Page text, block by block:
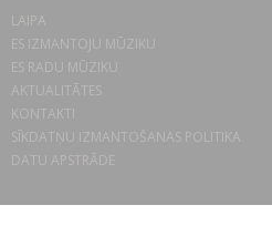
LAIPA
ES IZMANTOJU MŪZIKU
ES RADU MŪZIKU
AKTUALITĀTES
KONTAKTI
SĪKDATŅU IZMANTOŠANAS POLITIKA
DATU APSTRĀDE